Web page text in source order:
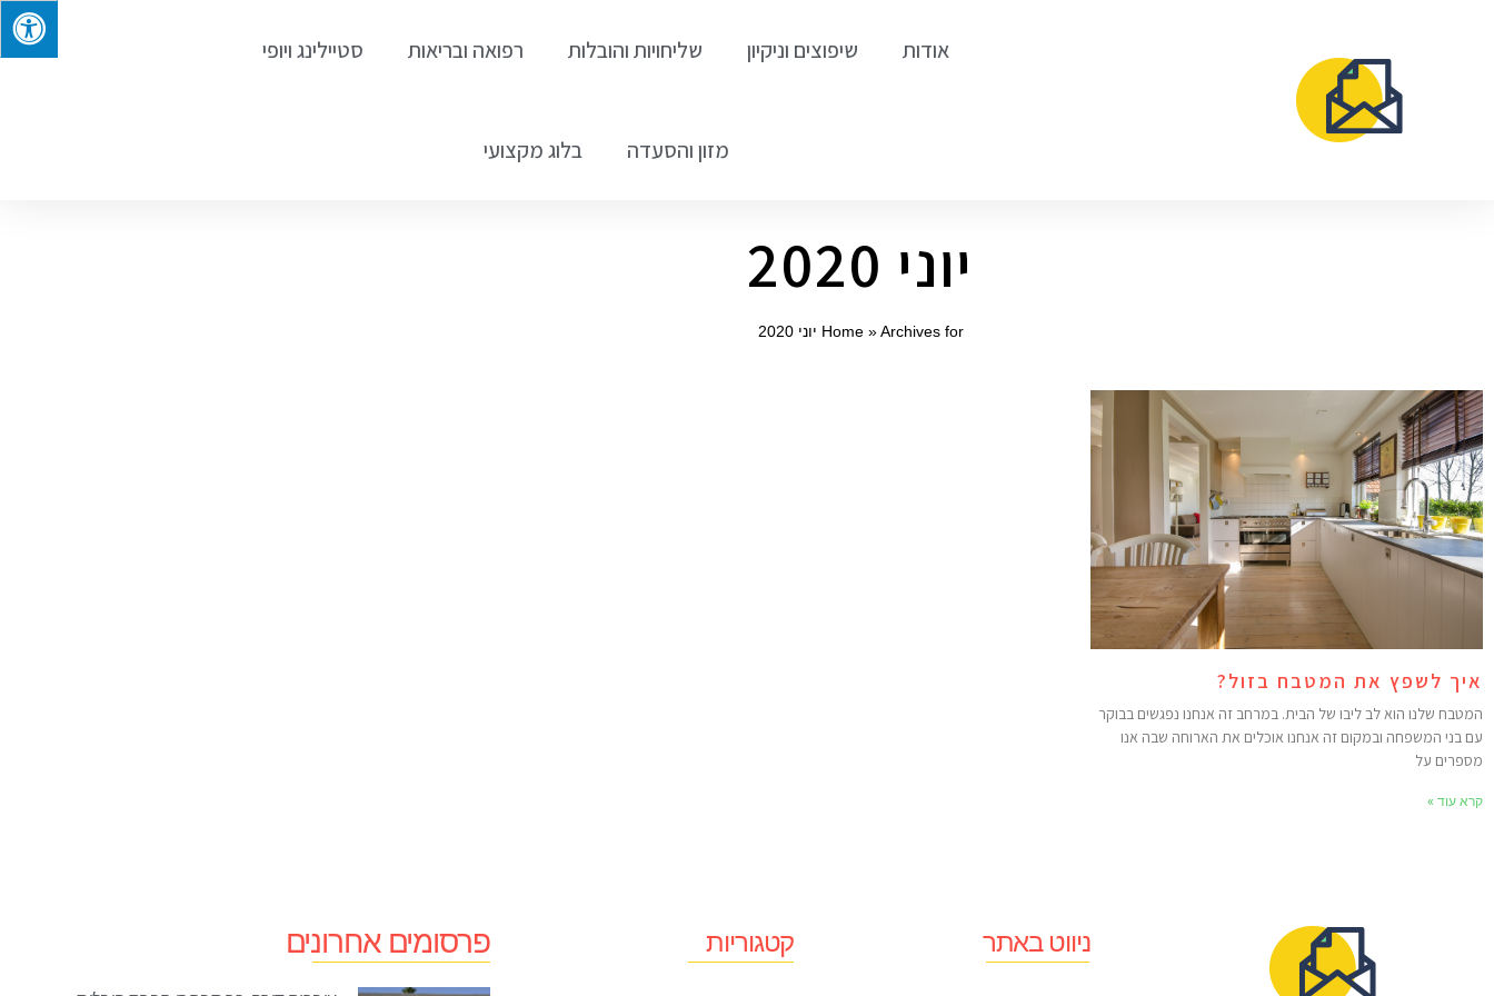
אודות שיפוצים וניקיון שליחויות והובלות רפואה ובריאות סטיילינג ויופי
מזון והסעדה בלוג מקצועי
יוני 2020
Home» Archives for יוני 2020
איך לשפץ את המטבח בזול?
המטבח שלנו הוא לב ליבו של הבית. במרחב זה אנחנו נפגשים בבוקר
עם בני המשפחה ובמקום זה אנחנו אוכלים את הארוחה שבה אנו
מספרים על
קרא עוד »
ניווט באתר קטגוריות פרסומים אחרונים